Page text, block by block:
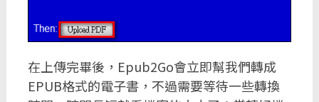
在上傳完畢後，Epub2Go會立即幫我們轉成
EPUB格式的電子書，不過需要等待一些轉換